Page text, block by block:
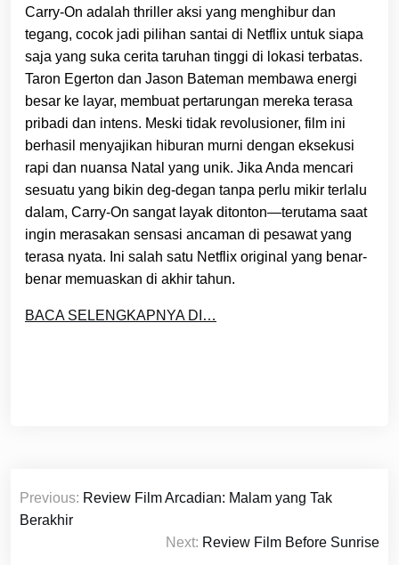
Carry-On adalah thriller aksi yang menghibur dan
tegang, cocok jadi pilihan santai di Netflix untuk siapa
saja yang suka cerita taruhan tinggi di lokasi terbatas.
Taron Egerton dan Jason Bateman membawa energi
besar ke layar, membuat pertarungan mereka terasa
pribadi dan intens. Meski tidak revolusioner, film ini
berhasil menyajikan hiburan murni dengan eksekusi
rapi dan nuansa Natal yang unik. Jika Anda mencari
sesuatu yang bikin deg-degan tanpa perlu mikir terlalu
dalam, Carry-On sangat layak ditonton—terutama saat
ingin merasakan sensasi ancaman di pesawat yang
terasa nyata. Ini salah satu Netflix original yang benar-
benar memuaskan di akhir tahun.
BACA SELENGKAPNYA DI…
Post
navigation
Previous: Review Film Arcadian: Malam yang Tak
Berakhir
Next: Review Film Before Sunrise